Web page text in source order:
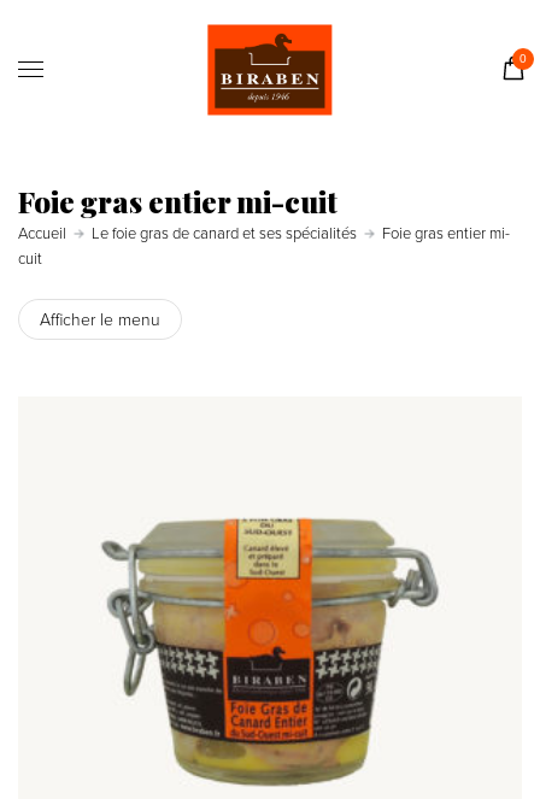
0
Journal
Contact
Foie gras entier mi-cuit
Accueil Le foie gras de canard et ses spécialités
Foie gras entier mi-
cuit
Afficher le menu